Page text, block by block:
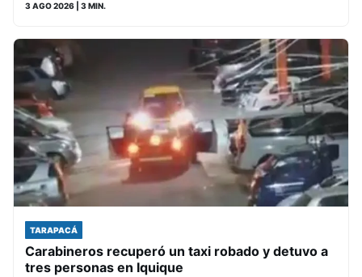
3 AGO 2026 | 3 MIN.
TARAPACÁ
Carabineros recuperó un taxi robado y detuvo a
tres personas en Iquique